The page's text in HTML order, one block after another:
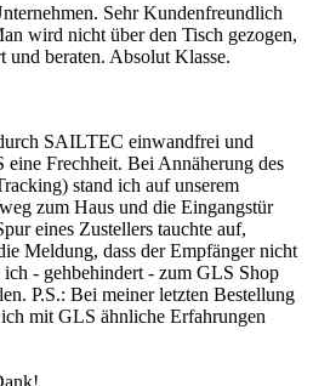
Sehr Kundenfreundlich
wird nicht über den Tisch gezogen,
und beraten. Absolut Klasse.
SAILTEC einwandfrei und
Frechheit. Bei Annäherung des
stand ich auf unserem
zum Haus und die Eingangstür
eines Zustellers tauchte auf,
Meldung, dass der Empfänger nicht
- gehbehindert - zum GLS Shop
P.S.: Bei meiner letzten Bestellung
mit GLS ähnliche Erfahrungen